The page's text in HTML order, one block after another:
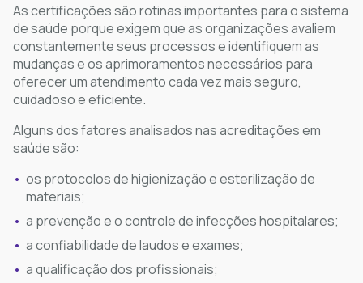
As certificações são rotinas importantes para o sistema
de saúde porque exigem que as organizações avaliem
constantemente seus processos e identifiquem as
mudanças e os aprimoramentos necessários para
oferecer um atendimento cada vez mais seguro,
cuidadoso e eficiente.
Alguns dos fatores analisados nas acreditações em
saúde são:
os protocolos de higienização e esterilização de
materiais;
a prevenção e o controle de infecções hospitalares;
a confiabilidade de laudos e exames;
a qualificação dos profissionais;